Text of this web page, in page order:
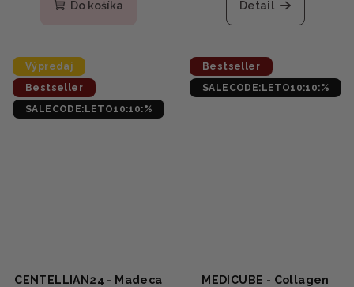
hviezdičiek.
Do košíka Detail
Výpredaj
Bestseller
SALECODE:LETO10:10:%
CENTELLIAN24 - Madeca
Bestseller
SALECODE:LETO10:10:%
MEDICUBE - Collagen